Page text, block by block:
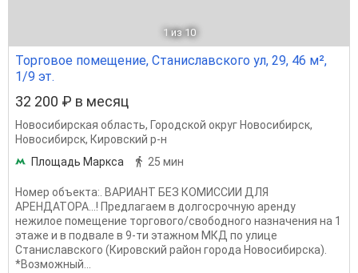
1 из 10
Торговое помещение, Станиславского ул, 29, 46 м²,
1/9 эт.
32 200 ₽ в месяц
Новосибирская область, Городской округ Новосибирск,
Новосибирск, Кировский р-н
Площадь Маркса
25 мин
Номер объекта:. ВАРИАНТ БЕЗ КОМИССИИ ДЛЯ
АРЕНДАТОРА...! Предлагаем в долгосрочную аренду
нежилое помещение торгового/свободного назначения на 1
этаже и в подвале в 9-ти этажном МКД по улице
Станиславского (Кировский район города Новосибирска).
*Возможный...